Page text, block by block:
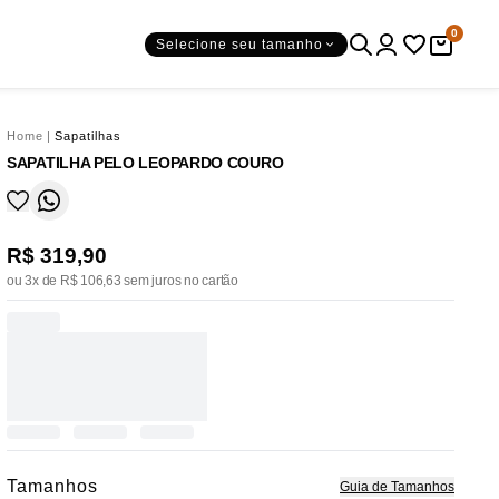
Selecione seu tamanho
0
Home | Sapatilhas
SAPATILHA PELO LEOPARDO COURO
R$ 319,90
ou 3x de R$ 106,63 sem juros no cartão
Tamanhos Guia de Tamanhos